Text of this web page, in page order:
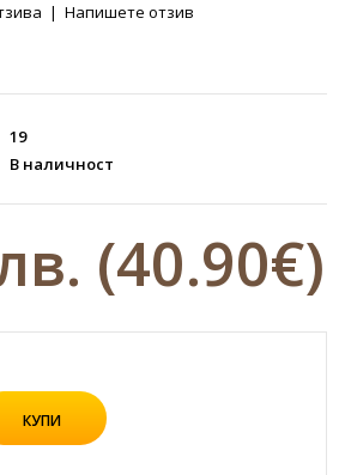
| Напишете отзив
19
В наличност
(40.90€)